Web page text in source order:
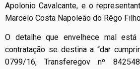
Apolonio Cavalcante, e o
Marcelo Costa Napoleão do Rêgo
O detalhe que envelhece mal está
contratação se destina a “dar
0799/16, Transferegov nº